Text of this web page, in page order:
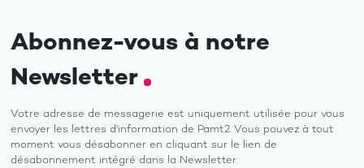
Abonnez-vous à notre
Newsletter
Votre adresse de messagerie est uniquement utilisée pour vous
envoyer les lettres d'information de Pamt2. Vous pouvez à tout
moment vous désabonner en cliquant sur le lien de
désabonnement intégré dans la Newsletter.